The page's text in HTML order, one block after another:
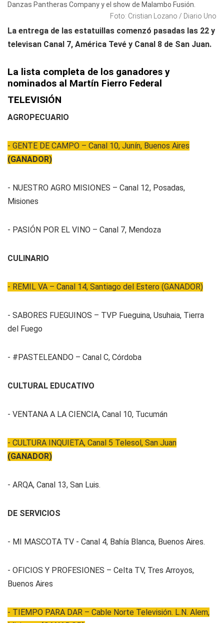
Danzas Pantheras Company y el show de Malambo Fusión.
Foto: Cristian Lozano / Diario Uno
La entrega de las estatuillas comenzó pasadas las 22 y
televisan Canal 7, América Tevé y Canal 8 de San Juan.
La lista completa de los ganadores y
nominados al Martín Fierro Federal
TELEVISIÓN
AGROPECUARIO
- GENTE DE CAMPO – Canal 10, Junín, Buenos Aires
(GANADOR)
- NUESTRO AGRO MISIONES – Canal 12, Posadas,
Misiones
- PASIÓN POR EL VINO – Canal 7, Mendoza
CULINARIO
- REMIL VA – Canal 14, Santiago del Estero (GANADOR)
- SABORES FUEGUINOS – TVP Fueguina, Usuhaia, Tierra
del Fuego
- #PASTELEANDO – Canal C, Córdoba
CULTURAL EDUCATIVO
- VENTANA A LA CIENCIA, Canal 10, Tucumán
- CULTURA INQUIETA, Canal 5 Telesol, San Juan
(GANADOR)
- ARQA, Canal 13, San Luis.
DE SERVICIOS
- MI MASCOTA TV - Canal 4, Bahía Blanca, Buenos Aires.
- OFICIOS Y PROFESIONES – Celta TV, Tres Arroyos,
Buenos Aires
- TIEMPO PARA DAR – Cable Norte Televisión. L.N. Alem,